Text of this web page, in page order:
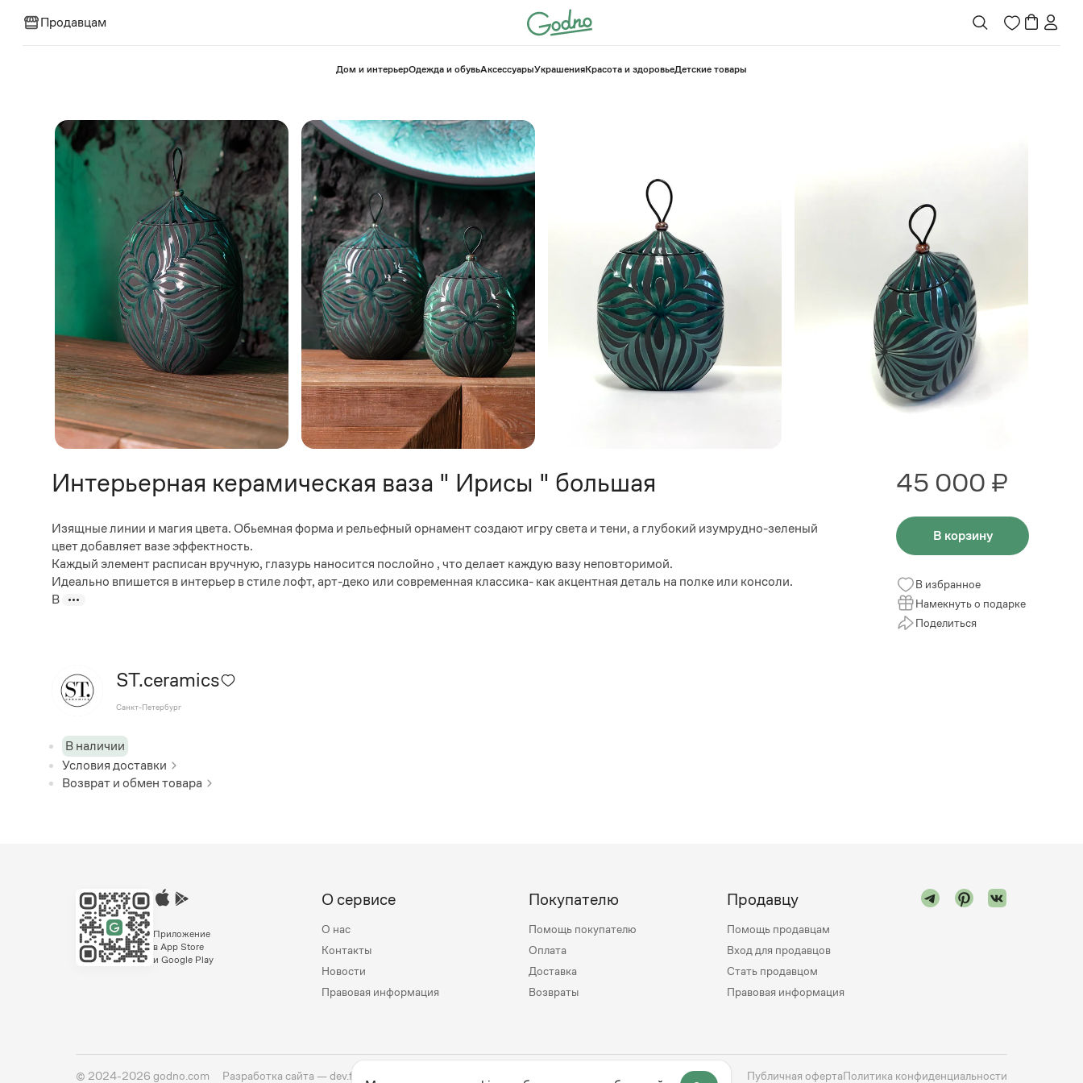
Продавцам
⁠Дом и интерьерОдежда и обувьАксессуарыУкрашенияКрасота и здоровье⁠Детские товары
Интерьерная керамическая ваза " Ирисы " большая
Изящные линии и магия цвета. Обьемная форма и рельефный орнамент создают игру света и тени, а глубокий изумрудно-зеленый
цвет добавляет вазе эффектность.
Каждый элемент расписан вручную, глазурь наносится послойно , что делает каждую вазу неповторимой.
Идеально впишется в интерьер в стиле лофт, арт-деко или современная классика- как акцентная деталь на полке или консоли.
В
ST.ceramics
Санкт-Петербург
В наличии
Условия доставки
Возврат и обмен товара
45 000 ₽
В корзину
В избранное
Намекнуть о подарке
Поделиться
Приложение
в App Store
и Google Play
О сервисе
О нас
Контакты
Новости
Правовая информация
Покупателю
Помощь покупателю
Оплата
Доставка
Возвраты
Продавцу
Помощь продавцам
Вход для продавцов
Стать продавцом
Правовая информация
© 2024-2026 godno.com Разработка сайта —dev.family Публичная офертаПолитика конфиденциальности